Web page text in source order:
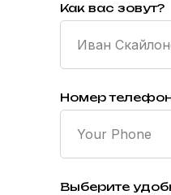
Как вас зовут?
Номер
Выберите